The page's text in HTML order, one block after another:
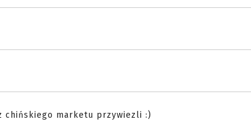
chińskiego marketu przywiezli :)